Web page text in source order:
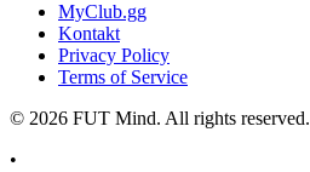
MyClub.gg
Kontakt
Privacy Policy
Terms of Service
© 2026 FUT Mind. All rights reserved.
•